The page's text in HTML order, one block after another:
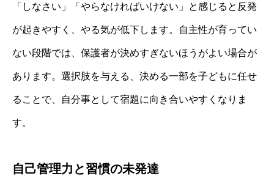
「しなさい」「やらなければいけない」と感じると反発
が起きやすく、やる気が低下します。自主性が育ってい
ない段階では、保護者が決めすぎないほうがよい場合が
あります。選択肢を与える、決める一部を子どもに任せ
ることで、自分事として宿題に向き合いやすくなりま
す。
自己管理力と習慣の未発達